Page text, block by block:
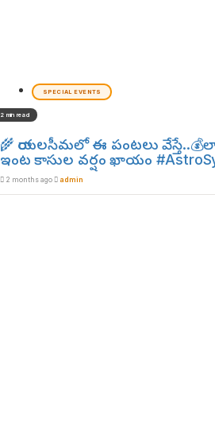
SPECIAL EVENTS
2 min read
🌾 రాయలసీమలో ఈ పంటలు
ఇంట కాసుల వర్షం ఖాయం
2 months ago admin